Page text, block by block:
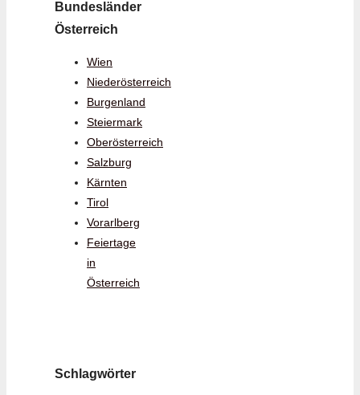
Bundesländer
Österreich
Wien
Niederösterreich
Burgenland
Steiermark
Oberösterreich
Salzburg
Kärnten
Tirol
Vorarlberg
Feiertage
in
Österreich
Schlagwörter